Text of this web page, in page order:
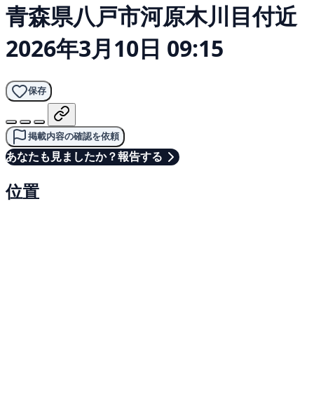
青森県八戸市河原木川目付近
2026年3月10日 09:15
保存
掲載内容の確認を依頼
あなたも見ましたか？報告する
位置